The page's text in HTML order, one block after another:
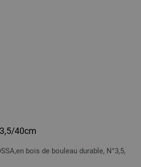
40cm
bois de bouleau durable, N°3,5,